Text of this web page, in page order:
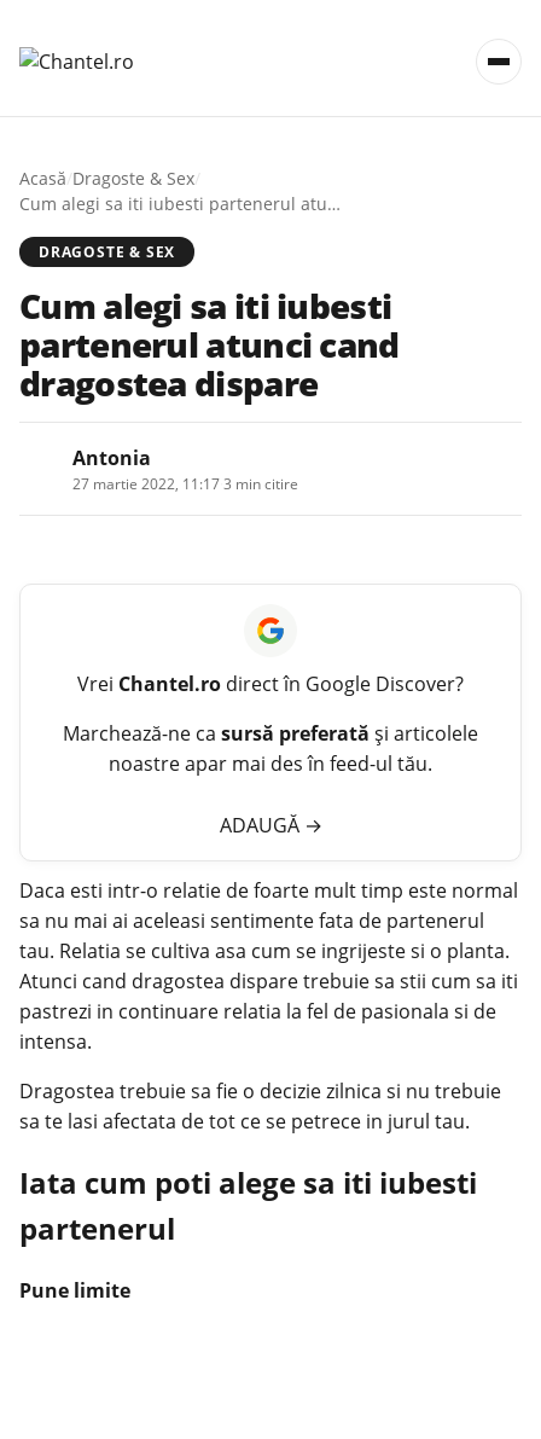
Acasă/Dragoste & Sex/
Cum alegi sa iti iubesti partenerul atunci cand dragostea dispare
DRAGOSTE & SEX
Cum alegi sa iti iubesti
partenerul atunci cand
dragostea dispare
Antonia
27 martie 2022, 11:173 min citire
Vrei Chantel.ro direct în Google Discover?
Marchează-ne ca sursă preferată și articolele
noastre apar mai des în feed-ul tău.
ADAUGĂ →
Daca esti intr-o relatie de foarte mult timp este normal
sa nu mai ai aceleasi sentimente fata de partenerul
tau. Relatia se cultiva asa cum se ingrijeste si o planta.
Atunci cand dragostea disparetrebuie sa stii cum sa iti
pastrezi in continuare relatia la fel de pasionala si de
intensa.
Dragostea trebuie sa fie o decizie zilnica si nu trebuie
sa te lasi afectata de tot ce se petrece in jurul tau.
Iata cum poti alege sa iti iubesti
partenerul
Pune limite